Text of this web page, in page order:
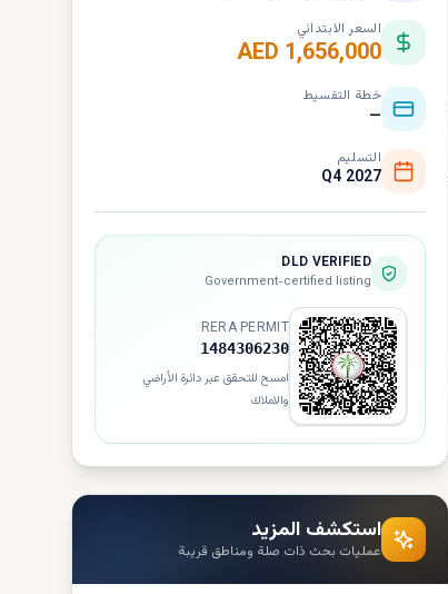
السعر الابتدائي
AED 1,656,000
خطة التقسيط
—
التسليم
Q4 2027
DLD VERIFIED
Government-certified listing
RERA PERMIT
1484306230
امسح للتحقق عبر دائرة الأراضي
والاملاك
استكشف المزيد
عمليات بحث ذات صلة ومناطق قريبة